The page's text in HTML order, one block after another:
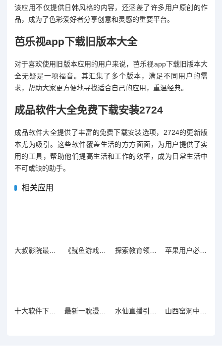
该应用不仅提供日韩风格的内容，还涵盖了许多用户原创的作
品，成为了色彩爱好者分享创意和灵感的重要平台。
芭乐视app下载旧版本大全
对于喜欢使用旧版本应用的用户来说，芭乐视app下载旧版本大
全无疑是一项福音。其汇集了多个版本，满足不同用户的需
求，帮助大家更方便地寻找适合自己的应用，重温经典。
成品软件大全免费下载安装2724
成品软件大全提供了丰富的免费下载安装选项，2724的更新版
本尤为吸引。这些软件覆盖生活的方方面面，为用户提供了实
用的工具，帮助他们提高生活和工作的效率，成为日常生活中
不可或缺的助手。
相关应用
探索教育领域的创新与发展：全新视角解析未来趋势
十大软件下载平台推荐，轻松获取您需要的软件资源 最新一耽漫画下载全攻略，安全便捷无烦恼 水仙直播引领新风潮，探索网络直播的多样魅力与潜力 山西窑洞中的老阿姨与她的生活故事揭示传统与坚韧